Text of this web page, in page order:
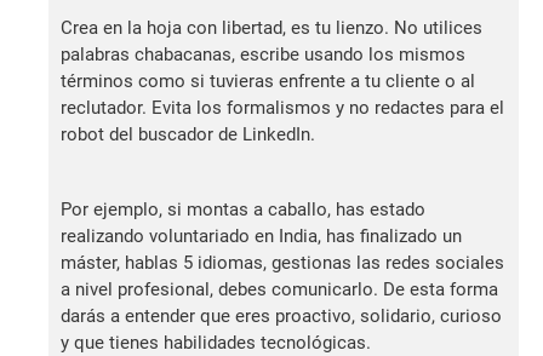
Crea en la hoja con libertad, es tu lienzo. No utilices
palabras chabacanas, escribe usando los mismos
términos como si tuvieras enfrente a tu cliente o al
reclutador. Evita los formalismos y no redactes para el
robot del buscador de LinkedIn.
Por ejemplo, si montas a caballo, has estado
realizando voluntariado en India, has finalizado un
máster, hablas 5 idiomas, gestionas las redes sociales
a nivel profesional, debes comunicarlo. De esta forma
darás a entender que eres proactivo, solidario, curioso
y que tienes habilidades tecnológicas.